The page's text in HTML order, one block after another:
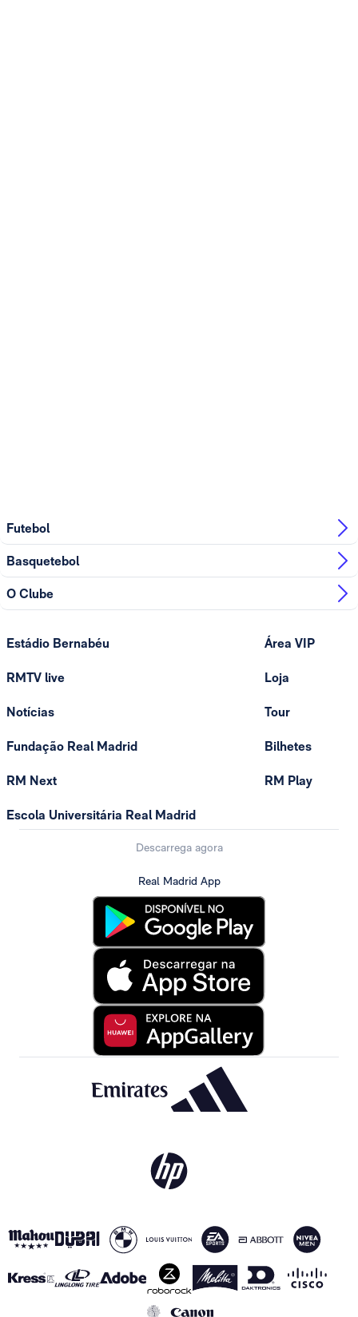
Futebol
Basquetebol
O Clube
Estádio Bernabéu
RMTV live
Notícias
Fundação Real Madrid
RM Next
Escola Universitária Real Madrid
Área VIP
Loja
Tour
Bilhetes
RM Play
Descarrega agora
Real Madrid App